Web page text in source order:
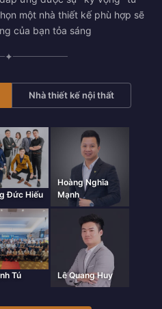
một nhà thiết kế phù hợp sẽ
của bạn tỏa sáng
✦
Nhà thiết kế nội thất
Đức Hiếu
Hoàng Nghĩa
Mạnh
Tú Lê Quang Huy